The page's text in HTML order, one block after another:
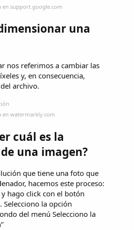
en support.google.com
una
nos referimos a cambiar las
y, en consecuencia,
archivo.
en watermarkly.com
cuál es la
una imagen?
que tiene una foto que
hacemos este proceso:
hago click con el botón
la opción
del menú Selecciono la